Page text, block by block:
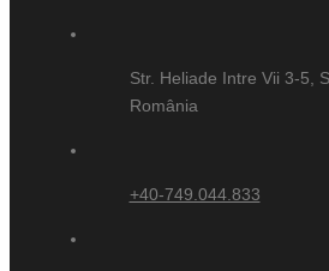
Str. Heliade Intre Vii 3-5,
România
+40-749.044.833